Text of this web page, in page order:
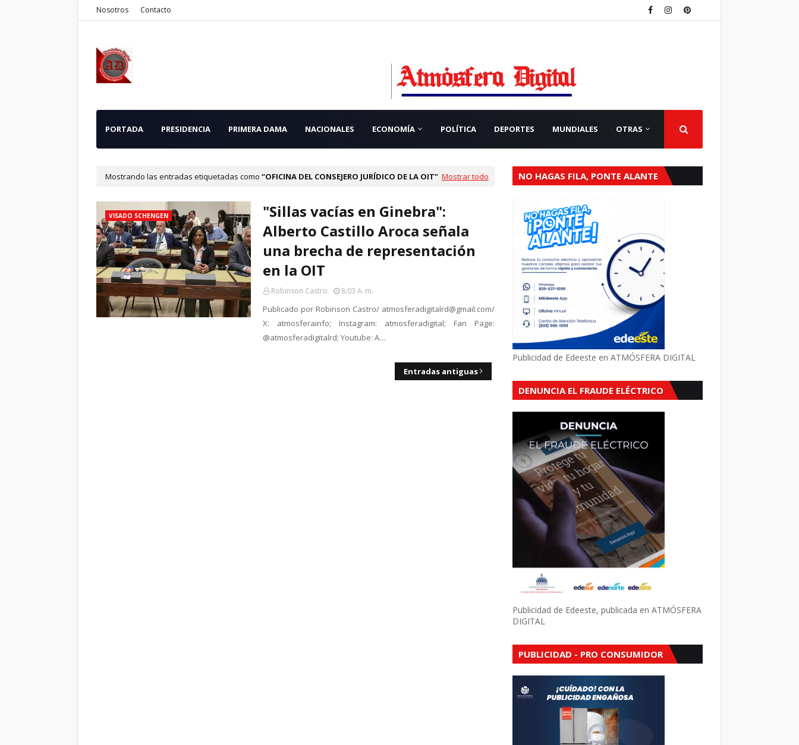
Nosotros Contacto
PORTADA PRESIDENCIA PRIMERA DAMA NACIONALES ECONOMÍA POLÍTICA DEPORTES MUNDIALES OTRAS
Mostrando las entradas etiquetadas como OFICINA DEL CONSEJERO JURÍDICO DE LA OIT Mostrar todo
VISADO SCHENGEN
"Sillas vacías en Ginebra":
Alberto Castillo Aroca señala
una brecha de representación
en la OIT
Robinson Castro 8:03 A. M.
Publicado por Robinson Castro/ atmosferadigitalrd@gmail.com/
X: atmosferainfo; Instagram: atmosferadigital; Fan Page:
@atmosferadigitalrd; Youtube: A…
Entradas antiguas
NO HAGAS FILA, PONTE ALANTE
Publicidad de Edeeste en ATMÓSFERA DIGITAL
DENUNCIA EL FRAUDE ELÉCTRICO
Publicidad de Edeeste, publicada en ATMÓSFERA
DIGITAL
PUBLICIDAD - PRO CONSUMIDOR